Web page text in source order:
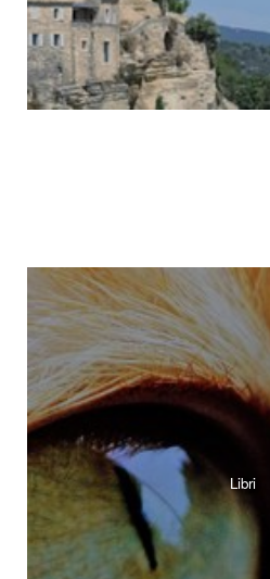
Libri